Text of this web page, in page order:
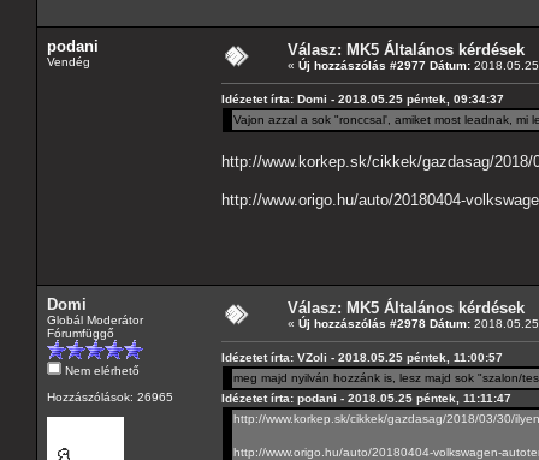
podani
Vendég
Válasz: MK5 Általános kérdések
« Új hozzászólás #2977 Dátum:
Idézetet írta: Domi - 2018.05.25 péntek, 09:34:37
Vajon azzal a sok "ronccsal', amiket most leadnak, mi
http://www.korkep.sk/cikkek/gazdasag/
http://www.origo.hu/auto/20180404-
Domi
Globál Moderátor
Fórumfüggő
Nem elérhető
Hozzászólások: 26965
Válasz: MK5 Általános kérdések
« Új hozzászólás #2978 Dátum:
Idézetet írta: VZoli - 2018.05.25 péntek, 11:00:57
meg majd nyilván hozzánk is, lesz majd sok "szalon/
Idézetet írta: podani - 2018.05.25 péntek, 11:11:47
http://www.korkep.sk/cikkek/gazdasag/2018/03/30/
http://www.origo.hu/auto/20180404-volkswagen-